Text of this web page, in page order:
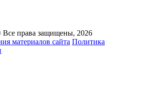
Все права защищены, 2026
материалов сайта Политика